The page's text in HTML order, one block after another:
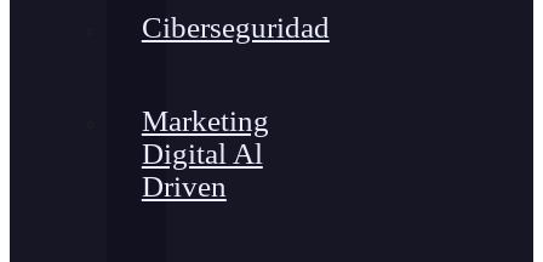
Ciberseguridad
Marketing
Digital Al
Driven